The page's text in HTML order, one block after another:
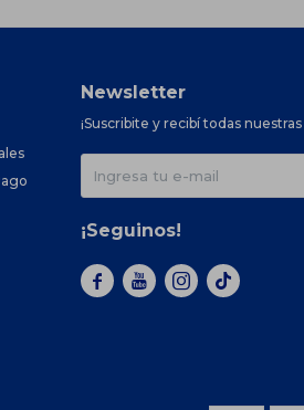
Newsletter
¡Suscribite y recibí todas
¡Seguinos!
  